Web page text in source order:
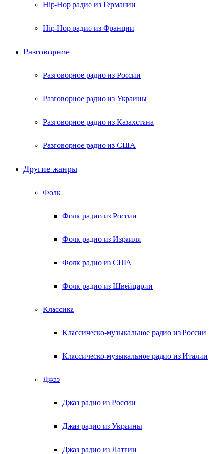
Hip-Hop радио из Германии
Hip-Hop радио из Франции
Разговорное
Разговорное радио из России
Разговорное радио из Украины
Разговорное радио из Казахстана
Разговорное радио из США
Другие жанры
Фолк
Фолк радио из России
Фолк радио из Израиля
Фолк радио из США
Фолк радио из Швейцарии
Классика
Классическо-музыкальное радио из России
Классическо-музыкальное радио из Италии
Джаз
Джаз радио из России
Джаз радио из Украины
Джаз радио из Латвии